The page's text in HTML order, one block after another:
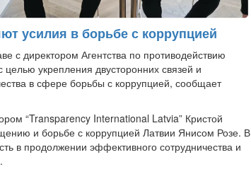
усилия в борьбе с коррупцией
с директором Агентства по противодействию
укрепления двусторонних связей и
в сфере борьбы с коррупцией, сообщает
“Transparency International Latvia” Кристой
и борьбе с коррупцией Латвии Янисом Розе. В
в продолжении эффективного сотрудничества и